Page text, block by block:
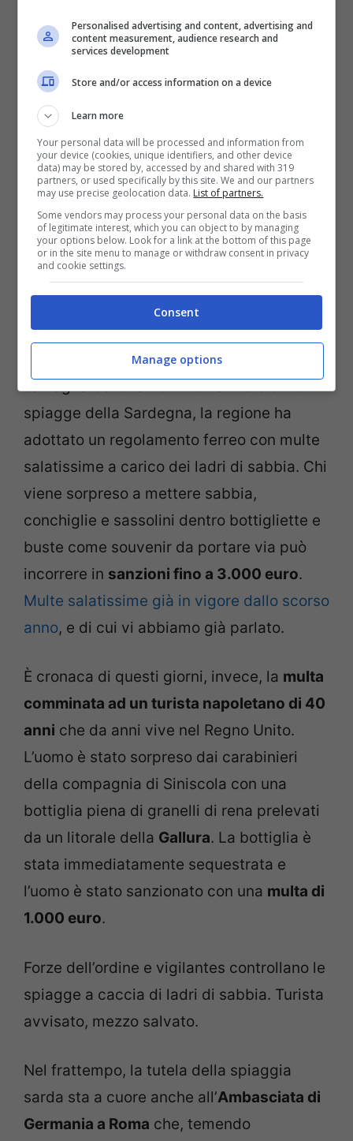
sul rispetto per le spiagge della Sardegna,
invitando a non portare via sabbia, sassi e
piante. La pagina spesso denuncia i
continui furti di sabbia, conchiglie e
sassolini attraverso le foto, scattate ai
controlli negli aeroporti, di trolley e valigie
di turisti in partenza dalla Sardegna, pieni
di bottiglie e bottigliette d’acqua
contenenti la preziosa sabbia sarda. Ogni
hanno ne viene sottratta circa una
tonnellata. Una quantità impressionante.
Per ovviare a questofurto continuo
salvaguardare l’ambiente naturale delle
spiagge della Sardegna, la regione ha
adottato un regolamento ferreo con multe
salatissime a carico dei ladri di sabbia. Chi
viene sorpreso a mettere sabbia,
conchiglie e sassolini dentro bottigliette e
buste come souvenir da portare via può
incorrere in sanzioni fino a 3.000 euro.
Multe salatissime già in vigore dallo scorso
anno, e di cui vi abbiamo già parlato.
È cronaca di questi giorni, invece, la multa
comminata ad un turista napoletano di 40
anni che da anni vive nel Regno Unito.
L’uomo è stato sorpreso dai carabinieri
della compagnia di Siniscola con una
bottiglia piena di granelli di rena prelevati
da un litorale della Gallura. La bottiglia è
stata immediatamente sequestrata e
l’uomo è stato sanzionato con una multa di
1.000 euro.
Forze dell’ordine e vigilantes controllano le
spiagge a caccia di ladri di sabbia. Turista
avvisato, mezzo salvato.
Nel frattempo, la tutela della spiaggia
sarda sta a cuore anche all’Ambasciata di
Germania a Roma che, temendo
Personalised advertising and content, advertising and
content measurement, audience research and
services development
Store and/or access information on a device
Learn more
Your personal data will be processed and information from
your device (cookies, unique identifiers, and other device
data) may be stored by, accessed by and shared with 319
partners, or used specifically by this site. We and our partners
may use precise geolocation data. List of partners.
Some vendors may process your personal data on the basis
of legitimate interest, which you can object to by managing
your options below. Look for a link at the bottom of this page
or in the site menu to manage or withdraw consent in privacy
and cookie settings.
Consent
Manage options